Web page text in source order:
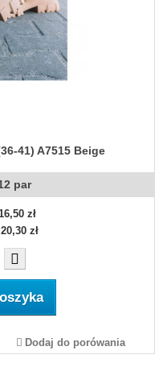
41) A7515 Beige
par
zł
20,30 zł
Dodaj do porówania